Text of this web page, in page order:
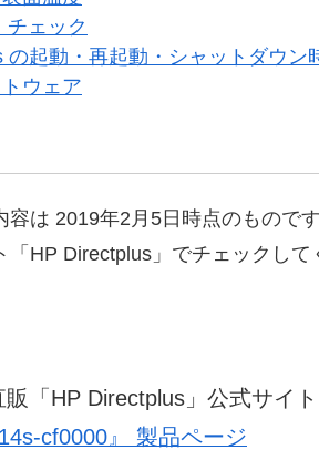
チェック
の起動・再起動・シャットダウン
ウェア
容は 2019年2月5日時点のもので
「HP Directplus」でチェックして
販「HP Directplus」公式サイト
cf0000』 製品ページ